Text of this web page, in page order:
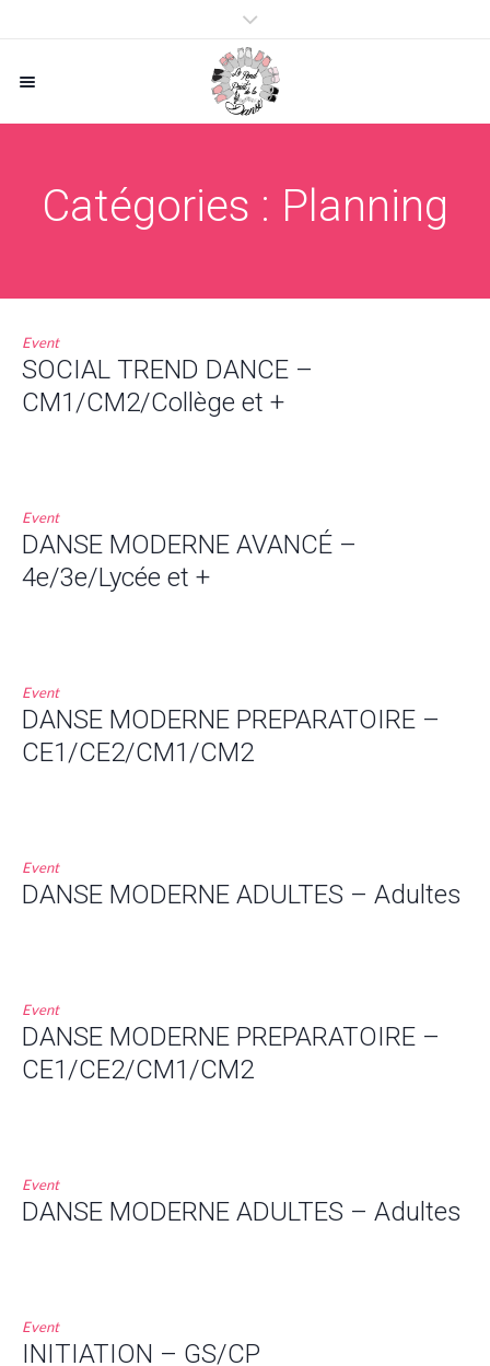
Catégories : Planning
Event
SOCIAL TREND DANCE –
CM1/CM2/Collège et +
Event
DANSE MODERNE AVANCÉ –
4e/3e/Lycée et +
Event
DANSE MODERNE PREPARATOIRE –
CE1/CE2/CM1/CM2
Event
DANSE MODERNE ADULTES – Adultes
Event
DANSE MODERNE PREPARATOIRE –
CE1/CE2/CM1/CM2
Event
DANSE MODERNE ADULTES – Adultes
Event
INITIATION – GS/CP